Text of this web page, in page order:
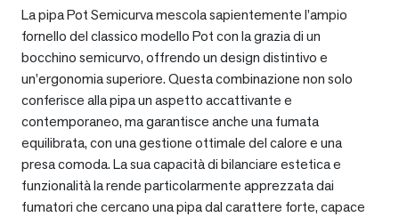
La pipa Pot Semicurva mescola sapientemente l’ampio
fornello del classico modello Pot con la grazia di un
bocchino semicurvo, offrendo un design distintivo e
un’ergonomia superiore. Questa combinazione non solo
conferisce alla pipa un aspetto accattivante e
contemporaneo, ma garantisce anche una fumata
equilibrata, con una gestione ottimale del calore e una
presa comoda. La sua capacità di bilanciare estetica e
funzionalità la rende particolarmente apprezzata dai
fumatori che cercano una pipa dal carattere forte, capace